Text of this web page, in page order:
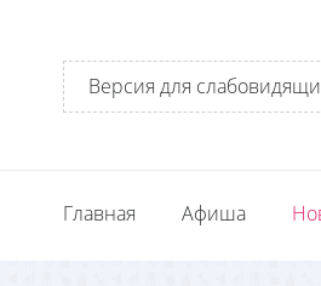
Версия для
Главная Афиша